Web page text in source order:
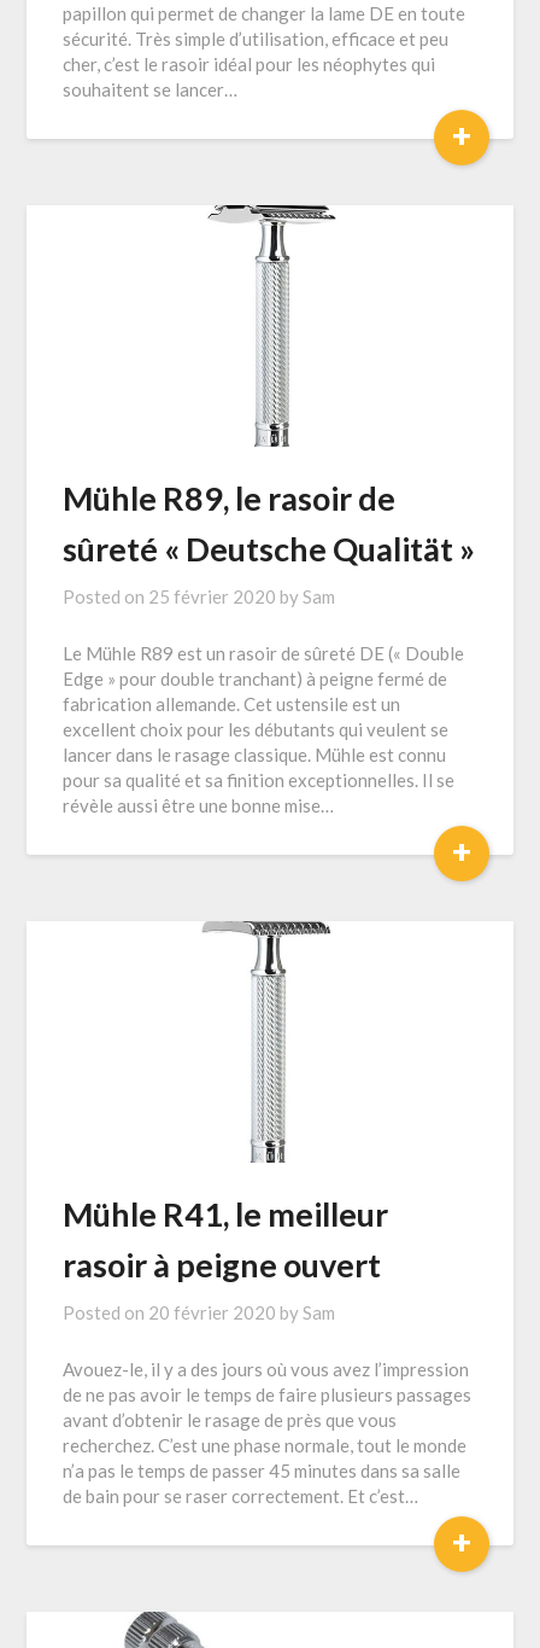
papillon qui permet de changer la lame DE en toute
sécurité. Très simple d’utilisation, efficace et peu
cher, c’est le rasoir idéal pour les néophytes qui
souhaitent se lancer…
+
Mühle R89, le rasoir de
sûreté « Deutsche Qualität »
Posted on 25 février 2020 bySam
Le Mühle R89 est un rasoir de sûreté DE (« Double
Edge » pour double tranchant) à peigne fermé de
fabrication allemande. Cet ustensile est un
excellent choix pour les débutants qui veulent se
lancer dans le rasage classique. Mühle est connu
pour sa qualité et sa finition exceptionnelles. Il se
révèle aussi être une bonne mise…
+
Mühle R41, le meilleur
rasoir à peigne ouvert
Posted on 20 février 2020 bySam
Avouez-le, il y a des jours où vous avez l’impression
de ne pas avoir le temps de faire plusieurs passages
avant d’obtenir le rasage de près que vous
recherchez. C’est une phase normale, tout le monde
n’a pas le temps de passer 45 minutes dans sa salle
de bain pour se raser correctement. Et c’est…
+